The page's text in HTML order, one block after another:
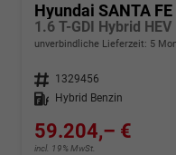
Hyundai SANTA FE
1.6 T-GDI Hybrid
unverbindliche Lieferzeit: 5
Fahrzeugnr. 1329456
Kraftstoff
Hybrid Benzin
59.204,– €
incl. 19% MwSt.